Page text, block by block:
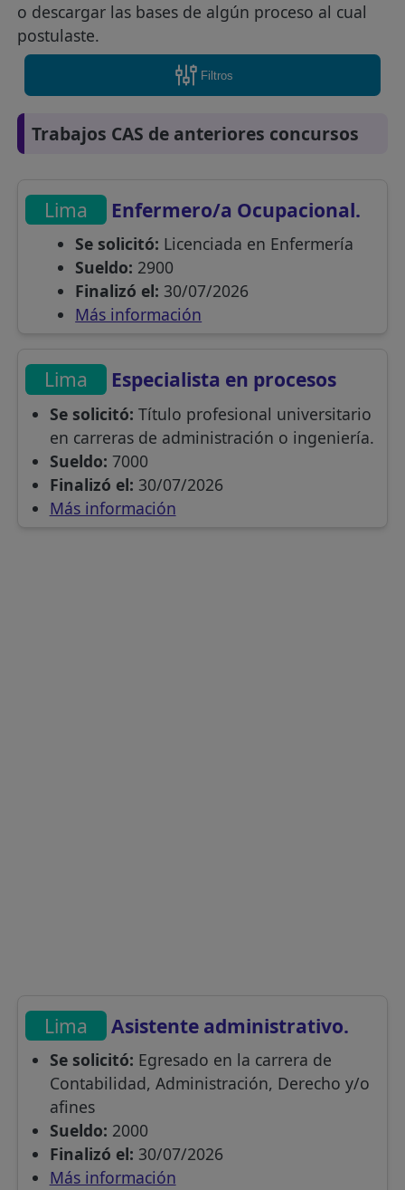
o descargar las bases de algún proceso al cual
postulaste.
Filtros
Trabajos CAS de anteriores concursos
Lima Enfermero/a Ocupacional.
Se solicitó: Licenciada en Enfermería
Sueldo: 2900
Finalizó el: 30/07/2026
Más información
Lima Especialista en procesos
Se solicitó: Título profesional universitario
en carreras de administración o ingeniería.
Sueldo: 7000
Finalizó el: 30/07/2026
Más información
Lima Asistente administrativo.
Se solicitó: Egresado en la carrera de
Contabilidad, Administración, Derecho y/o
afines
Sueldo: 2000
Finalizó el: 30/07/2026
Más información